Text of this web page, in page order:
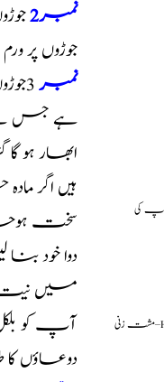
نمبر2
جوڑوں پر
نمبر
ہے جس سے
ابھار ہو
ہیں اگر
سخت
دوا خود
میں نیت
آپ کو
دوعاؤں
کی
مشت زنی–Hand practice دیسی علاج مشت زنی کرنے سے اس کا نقصان اور